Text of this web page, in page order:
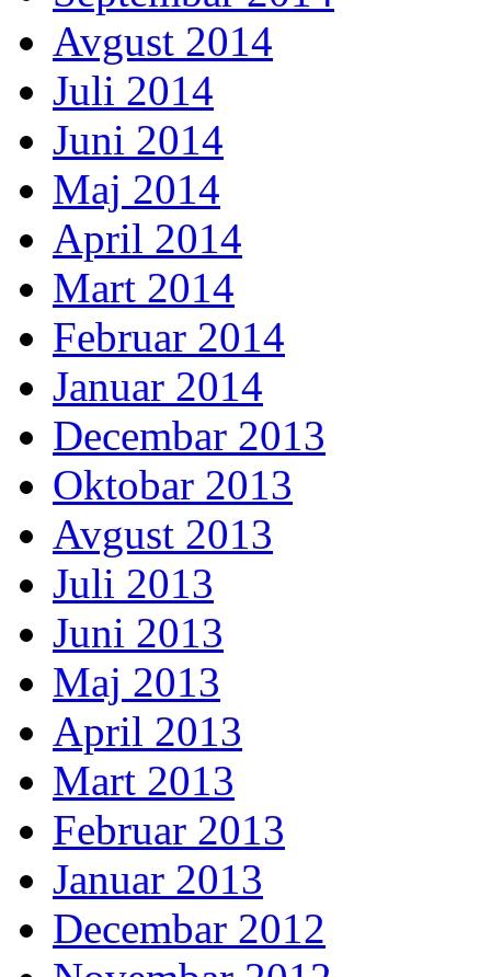
Avgust 2014
Juli 2014
Juni 2014
Maj 2014
April 2014
Mart 2014
Februar 2014
Januar 2014
Decembar 2013
Oktobar 2013
Avgust 2013
Juli 2013
Juni 2013
Maj 2013
April 2013
Mart 2013
Februar 2013
Januar 2013
Decembar 2012